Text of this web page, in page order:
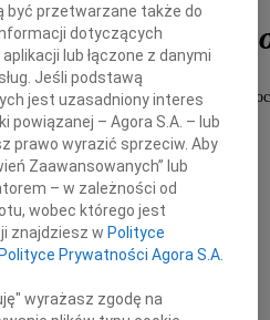
oraz Przewodniczącego Rady Miasta
w kadencji 1994-1998
Wyrazy głębokiego współczucia
Rodzinie i Bliskim
być przetwarzane także do
dotyczących
lub łączone z danymi
Jeśli podstawą
jest uzasadniony interes
powiązanej – Agora S.A. – lub
prawo wyrazić sprzeciw. Aby
Zaawansowanych” lub
– w zależności od
wobec którego jest
znajdziesz wPolityce
Prywatności Agora S.A.
wyrażasz zgodę na